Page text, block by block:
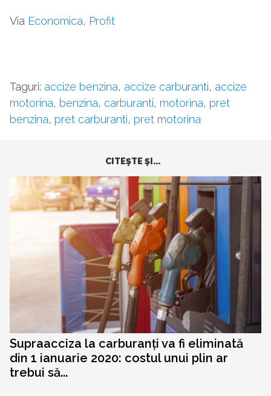
Via Economica, Profit
Taguri: accize benzina, accize carburanti, accize
motorina, benzina, carburanti, motorina, pret
benzina, pret carburanti, pret motorina
CITEŞTE ŞI...
Supraacciza la carburanți va fi eliminată
din 1 ianuarie 2020: costul unui plin ar
trebui să...